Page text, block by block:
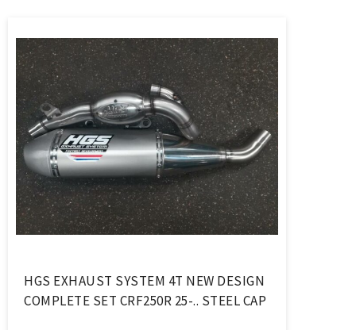
HGS EXHAUST SYSTEM 4T NEW DESIGN
COMPLETE SET CRF250R 25-.. STEEL CAP